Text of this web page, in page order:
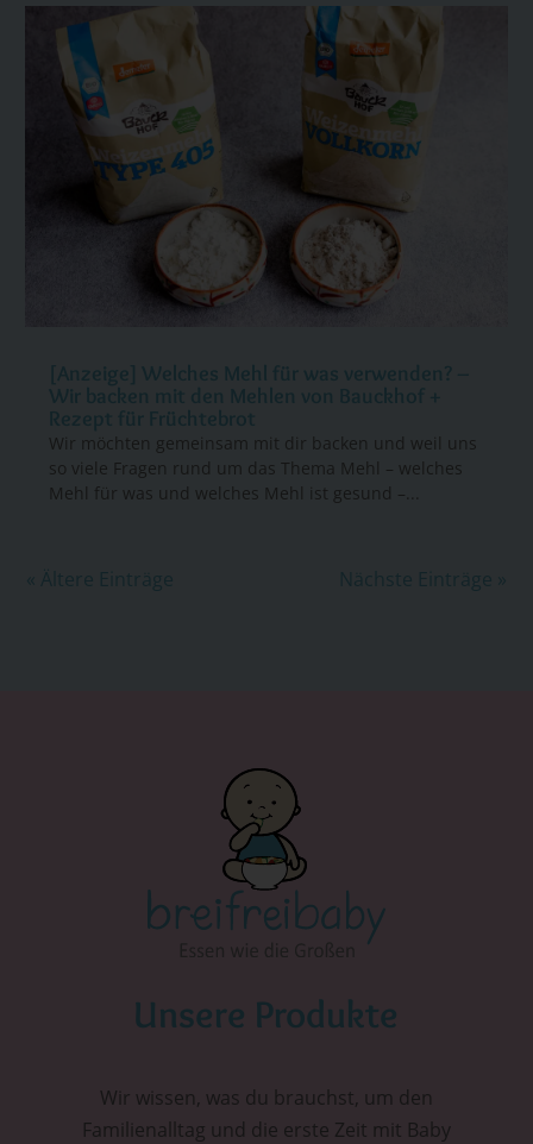
[Anzeige] Welches Mehl für was verwenden? –
Wir backen mit den Mehlen von Bauckhof +
Rezept für Früchtebrot
Wir möchten gemeinsam mit dir backen und weil uns
so viele Fragen rund um das Thema Mehl – welches
Mehl für was und welches Mehl ist gesund –...
« Ältere Einträge Nächste Einträge »
Unsere Produkte
Wir wissen, was du brauchst, um den
Familienalltag und die erste Zeit mit Baby